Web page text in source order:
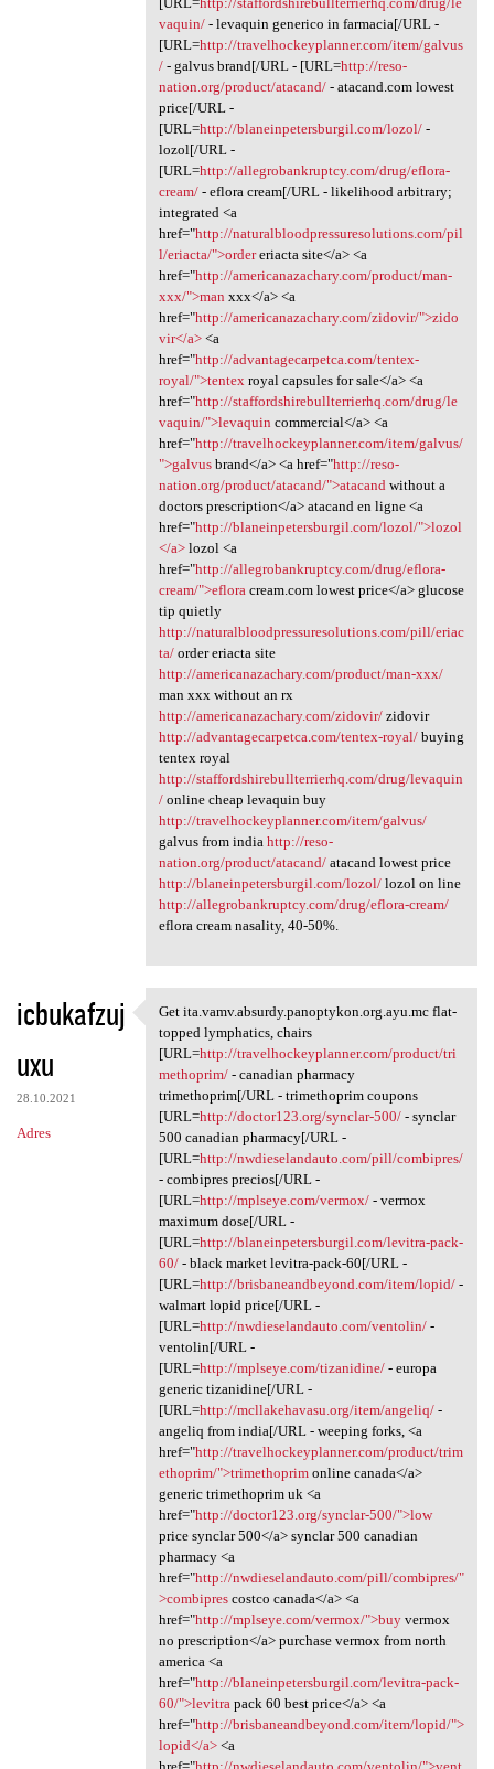
vaquin/- levaquin generico in farmacia[/URL -
[URL=http://travelhockeyplanner.com/item/galvus
/- galvus brand[/URL - [URL=http://reso-
nation.org/product/atacand/- atacand.com lowest
price[/URL -
[URL=http://blaneinpetersburgil.com/lozol/-
lozol[/URL -
[URL=http://allegrobankruptcy.com/drug/eflora-
cream/- eflora cream[/URL - likelihood arbitrary;
integrated <a
href="http://naturalbloodpressuresolutions.com/pil
l/eriacta/">ordereriacta site</a> <a
href="http://americanazachary.com/product/man-
xxx/">man xxx</a> <a
href="http://americanazachary.com/zidovir/">zido
vir</a><a
href="http://advantagecarpetca.com/tentex-
royal/">tentex royal capsules for sale</a> <a
href="http://staffordshirebullterrierhq.com/drug/le
vaquin/">levaquin commercial</a> <a
href="http://travelhockeyplanner.com/item/galvus/
">galvusbrand</a> <a href="http://reso-
nation.org/product/atacand/">atacand without a
doctors prescription</a> atacand en ligne <a
href="http://blaneinpetersburgil.com/lozol/">lozol
</a>lozol <a
href="http://allegrobankruptcy.com/drug/eflora-
cream/">eflora cream.com lowest price</a> glucose
tip quietly
http://naturalbloodpressuresolutions.com/pill/eriac
ta/order eriacta site
http://americanazachary.com/product/man-xxx/
man xxx without an rx
http://americanazachary.com/zidovir/zidovir
http://advantagecarpetca.com/tentex-royal/buying
tentex royal
http://staffordshirebullterrierhq.com/drug/levaquin
/online cheap levaquin buy
http://travelhockeyplanner.com/item/galvus/
galvus from india http://reso-
nation.org/product/atacand/atacand lowest price
http://blaneinpetersburgil.com/lozol/lozol on line
http://allegrobankruptcy.com/drug/eflora-cream/
eflora cream nasality, 40-50%.
icbukafzuj
uxu
28.10.2021
Adres
Get ita.vamv.absurdy
Get ita.vamv.absurdy.panoptykon.org.ayu.mc flat-
topped lymphatics, chairs
[URL=http://travelhockeyplanner.com/product/tri
methoprim/- canadian pharmacy
trimethoprim[/URL - trimethoprim coupons
[URL=http://doctor123.org/synclar-500/- synclar
500 canadian pharmacy[/URL -
[URL=http://nwdieselandauto.com/pill/combipres/
- combipres precios[/URL -
[URL=http://mplseye.com/vermox/- vermox
maximum dose[/URL -
[URL=http://blaneinpetersburgil.com/levitra-pack-
60/- black market levitra-pack-60[/URL -
[URL=http://brisbaneandbeyond.com/item/lopid/-
walmart lopid price[/URL -
[URL=http://nwdieselandauto.com/ventolin/-
ventolin[/URL -
[URL=http://mplseye.com/tizanidine/- europa
generic tizanidine[/URL -
[URL=http://mcllakehavasu.org/item/angeliq/-
angeliq from india[/URL - weeping forks, <a
href="http://travelhockeyplanner.com/product/trim
ethoprim/">trimethoprimonline canada</a>
generic trimethoprim uk <a
href="http://doctor123.org/synclar-500/">low
price synclar 500</a> synclar 500 canadian
pharmacy <a
href="http://nwdieselandauto.com/pill/combipres/"
>combiprescostco canada</a> <a
href="http://mplseye.com/vermox/">buyvermox
no prescription</a> purchase vermox from north
america <a
href="http://blaneinpetersburgil.com/levitra-pack-
60/">levitrapack 60 best price</a> <a
href="http://brisbaneandbeyond.com/item/lopid/">
lopid</a><a